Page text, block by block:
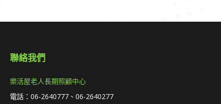
聯絡我們
樂活屋老人長期照顧中心
電話：06-2640777、06-2640277